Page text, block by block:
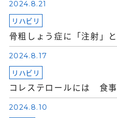
2024.8.21
リハビリ
骨粗しょう症に「注射」
2024.8.17
リハビリ
コレステロールには 食
2024.8.10